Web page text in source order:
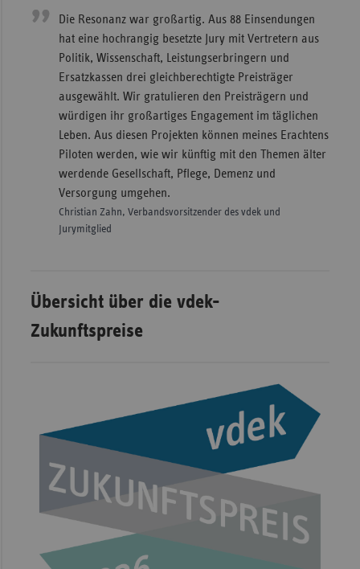
Die Resonanz war großartig. Aus 88 Einsendungen
hat eine hochrangig besetzte Jury mit Vertretern aus
Politik, Wissenschaft, Leistungserbringern und
Ersatzkassen drei gleichberechtigte Preisträger
ausgewählt. Wir gratulieren den Preisträgern und
würdigen ihr großartiges Engagement im täglichen
Leben. Aus diesen Projekten können meines Erachtens
Piloten werden, wie wir künftig mit den Themen älter
werdende Gesellschaft, Pflege, Demenz und
Versorgung umgehen.
Christian Zahn, Verbandsvorsitzender des vdek und
Jurymitglied
Übersicht über die vdek-
Zukunftspreise